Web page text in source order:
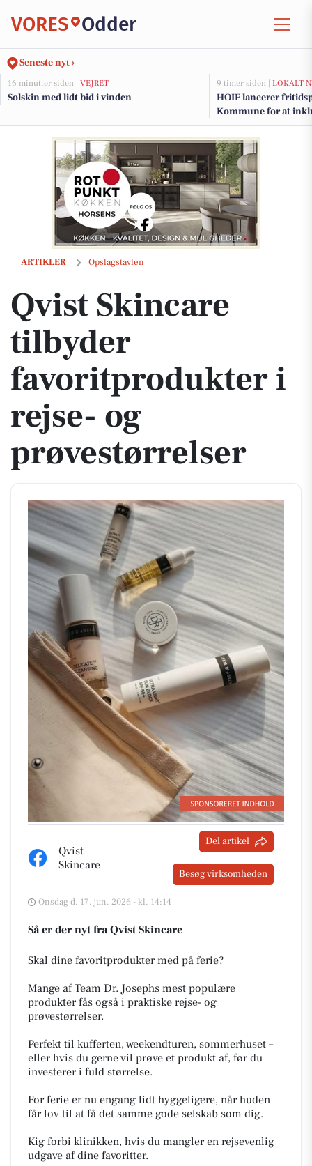
VORES Odder
Seneste nyt ›
16 minutter siden | VEJRET
Solskin med lidt bid i vinden
9 timer siden | LOKALT
HOIF lancerer
Kommune for at
ARTIKLER Opslagstavlen
Qvist Skincare tilbyder favoritprodukter i rejse- og prøvestørrelser
Qvist Skincare
tilbyder
favoritprodukter i
rejse- og
prøvestørrelser
Qvist
Skincare
Del artikel
Besøg virksomheden
Onsdag d. 17. jun. 2026 - kl. 14:14
Så er der nyt fra Qvist Skincare
Skal dine favoritprodukter med på ferie?
Mange af Team Dr. Josephs mest populære
produkter fås også i praktiske rejse- og
prøvestørrelser.
Perfekt til kufferten, weekendturen, sommerhuset –
eller hvis du gerne vil prøve et produkt af, før du
investerer i fuld størrelse.
For ferie er nu engang lidt hyggeligere, når huden
får lov til at få det samme gode selskab som dig.
Kig forbi klinikken, hvis du mangler en rejsevenlig
udgave af dine favoritter.